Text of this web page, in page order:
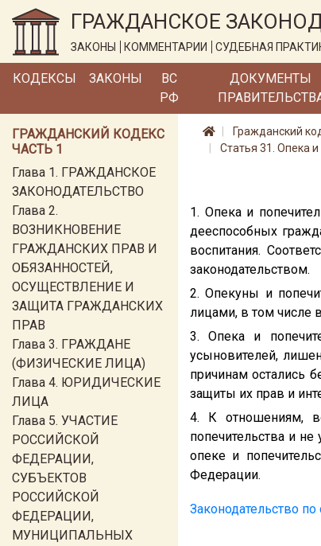
ГРАЖДАНСКОЕ
ЗАКОНЫ КОММЕНТАРИИ СУДЕБНАЯ
КОДЕКСЫ ЗАКОНЫ
ВС
РФ
ДОКУМЕНТЫ
ГРАЖДАНСКИЙ КОДЕКС
ЧАСТЬ 1
Глава 1. ГРАЖДАНСКОЕ
ЗАКОНОДАТЕЛЬСТВО
Глава 2.
ВОЗНИКНОВЕНИЕ
ГРАЖДАНСКИХ ПРАВ И
ОБЯЗАННОСТЕЙ,
ОСУЩЕСТВЛЕНИЕ И
ЗАЩИТА ГРАЖДАНСКИХ
ПРАВ
Глава 3. ГРАЖДАНЕ
(ФИЗИЧЕСКИЕ ЛИЦА)
Глава 4. ЮРИДИЧЕСКИЕ
ЛИЦА
Глава 5. УЧАСТИЕ
РОССИЙСКОЙ
ФЕДЕРАЦИИ,
СУБЪЕКТОВ
РОССИЙСКОЙ
ФЕДЕРАЦИИ,
МУНИЦИПАЛЬНЫХ
Гражданский
Статья 31. Опека
1. Опека и
дееспособных
воспитания.
законодательством.
2. Опекуны и
лицами, в том числе
3. Опека и
усыновителей,
причинам остались
защиты их прав и
4. К отношениям,
попечительства и
опеке и
Федерации.
Законодательство